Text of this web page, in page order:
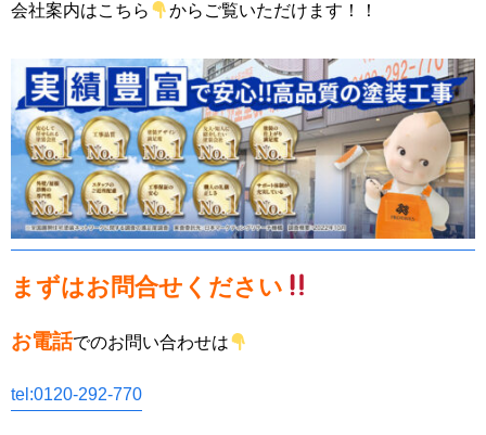
会社案内はこちら からご覧いただけます！！
まずはお問合せください
お電話でのお問い合わせは
tel:0120-292-770